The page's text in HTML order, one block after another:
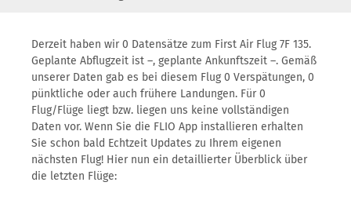
Derzeit haben wir 0 Datensätze zum First Air Flug 7F 135.
Geplante Abflugzeit ist –, geplante Ankunftszeit –. Gemäß
unserer Daten gab es bei diesem Flug 0 Verspätungen, 0
pünktliche oder auch frühere Landungen. Für 0
Flug/Flüge liegt bzw. liegen uns keine vollständigen
Daten vor. Wenn Sie die FLIO App installieren erhalten
Sie schon bald Echtzeit Updates zu Ihrem eigenen
nächsten Flug! Hier nun ein detaillierter Überblick über
die letzten Flüge: